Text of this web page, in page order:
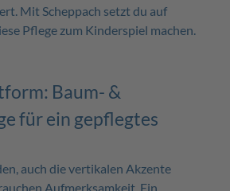
Mit Scheppach setzt du auf
Pflege zum Kinderspiel machen.
Baum- &
für ein gepflegtes
auch die vertikalen Akzente
Aufmerksamkeit. Ein